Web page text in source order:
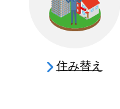
住み替え